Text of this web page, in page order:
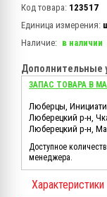
Код товара: 123517
Единица измерения:
Наличие: в наличии
Дополнительные
ЗАПАС ТОВАРА В
Люберцы,
Люберецкий р-н,
Люберецкий р-н,
Доступное
менеджера.
Характеристики